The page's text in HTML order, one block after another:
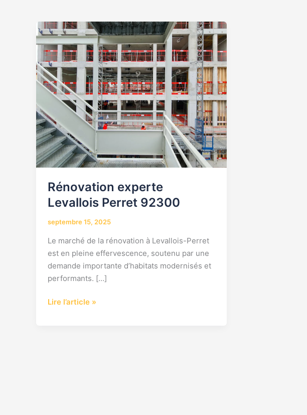
Rénovation experte
Levallois Perret 92300
septembre 15, 2025
Le marché de la rénovation à Levallois-Perret
est en pleine effervescence, soutenu par une
demande importante d’habitats modernisés et
performants. […]
Rénovation
experte
Levallois
Perret
92300
Lire l’article »